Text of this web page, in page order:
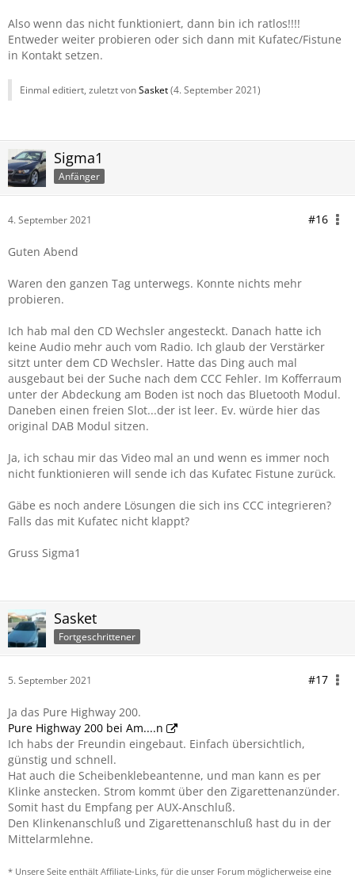
Also wenn das nicht funktioniert, dann bin ich ratlos!!!!
Entweder weiter probieren oder sich dann mit Kufatec/Fistune
in Kontakt setzen.
Einmal editiert, zuletzt vonSasket(4. September 2021)
Sigma1
Anfänger
4. September 2021 #16
Guten Abend
Waren den ganzen Tag unterwegs. Konnte nichts mehr
probieren.
Ich hab mal den CD Wechsler angesteckt. Danach hatte ich
keine Audio mehr auch vom Radio. Ich glaub der Verstärker
sitzt unter dem CD Wechsler. Hatte das Ding auch mal
ausgebaut bei der Suche nach dem CCC Fehler. Im Kofferraum
unter der Abdeckung am Boden ist noch das Bluetooth Modul.
Daneben einen freien Slot...der ist leer. Ev. würde hier das
original DAB Modul sitzen.
Ja, ich schau mir das Video mal an und wenn es immer noch
nicht funktionieren will sende ich das Kufatec Fistune zurück.
Gäbe es noch andere Lösungen die sich ins CCC integrieren?
Falls das mit Kufatec nicht klappt?
Gruss Sigma1
Sasket
Fortgeschrittener
5. September 2021 #17
Ja das Pure Highway 200.
Pure Highway 200 bei Am....n
Ich habs der Freundin eingebaut. Einfach übersichtlich,
günstig und schnell.
Hat auch die Scheibenklebeantenne, und man kann es per
Klinke anstecken. Strom kommt über den Zigarettenanzünder.
Somit hast du Empfang per AUX-Anschluß.
Den Klinkenanschluß und Zigarettenanschluß hast du in der
Mittelarmlehne.
* Unsere Seite enthält Affiliate-Links, für die unser Forum möglicherweise eine